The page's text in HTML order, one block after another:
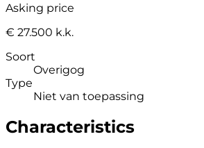
Asking price
€ 27.500 k.k.
Soort
Overigog
Type
Niet van toepassing
Characteristics